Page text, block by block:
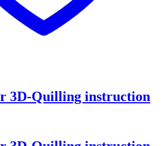
3D-Quilling instruction